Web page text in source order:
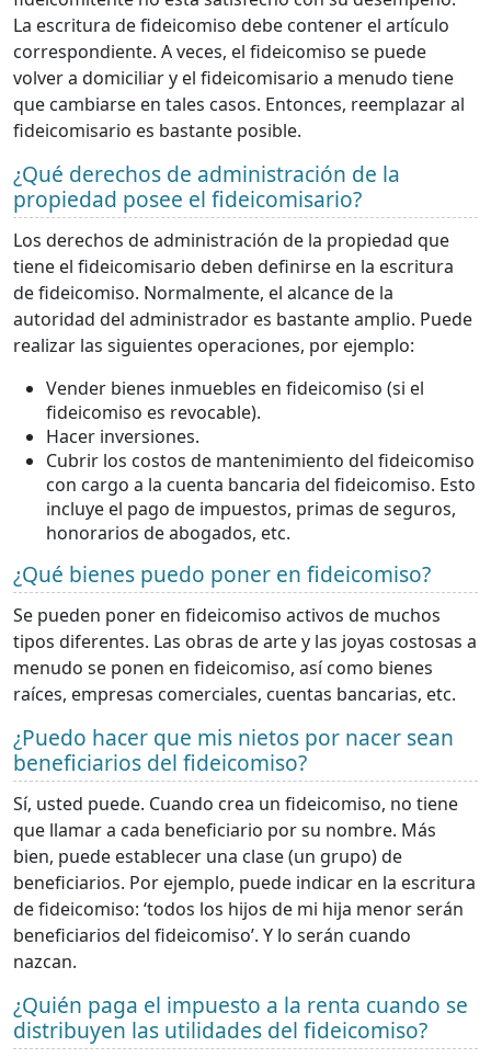
La escritura de fideicomiso debe contener el artículo
correspondiente. A veces, el fideicomiso se puede
volver a domiciliar y el fideicomisario a menudo tiene
que cambiarse en tales casos. Entonces, reemplazar al
fideicomisario es bastante posible.
¿Qué derechos de administración de la
propiedad posee el fideicomisario?
Los derechos de administración de la propiedad que
tiene el fideicomisario deben definirse en la escritura
de fideicomiso. Normalmente, el alcance de la
autoridad del administrador es bastante amplio. Puede
realizar las siguientes operaciones, por ejemplo:
Vender bienes inmuebles en fideicomiso (si el
fideicomiso es revocable).
Hacer inversiones.
Cubrir los costos de mantenimiento del fideicomiso
con cargo a la cuenta bancaria del fideicomiso. Esto
incluye el pago de impuestos, primas de seguros,
honorarios de abogados, etc.
¿Qué bienes puedo poner en fideicomiso?
Se pueden poner en fideicomiso activos de muchos
tipos diferentes. Las obras de arte y las joyas costosas a
menudo se ponen en fideicomiso, así como bienes
raíces, empresas comerciales, cuentas bancarias, etc.
¿Puedo hacer que mis nietos por nacer sean
beneficiarios del fideicomiso?
Sí, usted puede. Cuando crea un fideicomiso, no tiene
que llamar a cada beneficiario por su nombre. Más
bien, puede establecer una clase (un grupo) de
beneficiarios. Por ejemplo, puede indicar en la escritura
de fideicomiso: ‘todos los hijos de mi hija menor serán
beneficiarios del fideicomiso’. Y lo serán cuando
nazcan.
¿Quién paga el impuesto a la renta cuando se
distribuyen las utilidades del fideicomiso?